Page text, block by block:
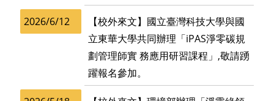
2026/6/12
【校外來文】國立臺灣科技大學與國
立東華大學共同辦理「iPAS淨零碳規
劃管理師實 務應用研習課程」,敬請踴
躍報名參加。